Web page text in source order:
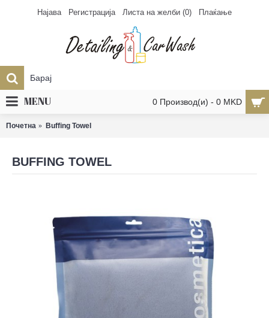
Најава Регистрација Листа на желби (0) Плаќање
0 Производ(и) - 0 MKD
MENU
Почетна Buffing Towel
BUFFING TOWEL